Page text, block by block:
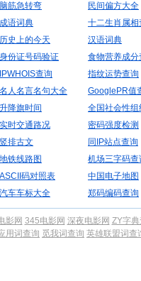
脑筋急转弯
民间偏方大全
成语词典
十二生肖属相
历史上的今天
汉语词典
身份证号码验证
食物营养成分
IPWHOIS查询
指纹运势查询
名人名言名句大全
GooglePR值
升降旗时间
全国社会性组
实时交通路况
密码强度检测
竖排古文
同IP站点查询
地铁线路图
机场三字码查
ASCII码对照表
中国电子地图
汽车车标大全 郑码编码查询
影网 345电影网 深夜电影网 ZY字
用词查询 觅我词查询 英雄联盟词查